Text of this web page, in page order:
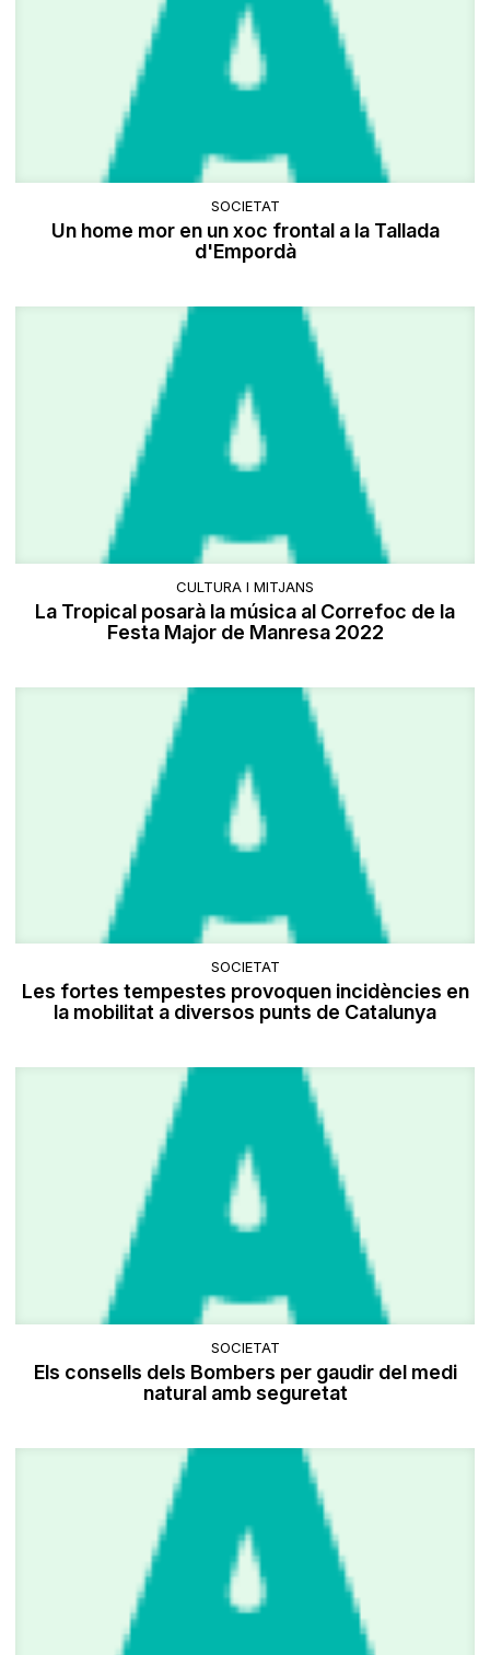
SOCIETAT
Un home mor en un xoc frontal a la Tallada
d'Empordà
CULTURA I MITJANS
La Tropical posarà la música al Correfoc de la
Festa Major de Manresa 2022
SOCIETAT
Les fortes tempestes provoquen incidències en
la mobilitat a diversos punts de Catalunya
SOCIETAT
Els consells dels Bombers per gaudir del medi
natural amb seguretat